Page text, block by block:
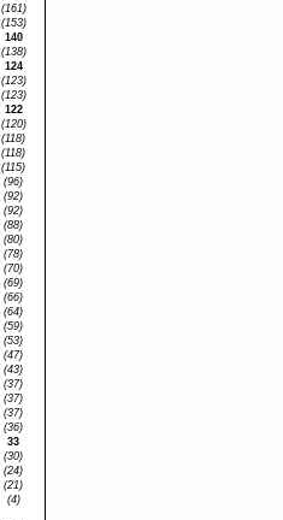
(161)
(153)
140
(138)
124
(123)
(123)
122
(120)
(118)
(118)
(115)
(96)
(92)
(92)
(88)
(80)
(78)
(70)
(69)
(66)
(64)
(59)
(53)
(47)
(43)
(37)
(37)
(37)
(36)
33
(30)
(24)
(21)
(4)